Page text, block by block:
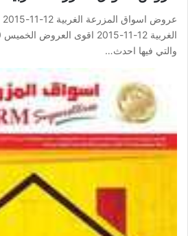
والتي فيها احدث…